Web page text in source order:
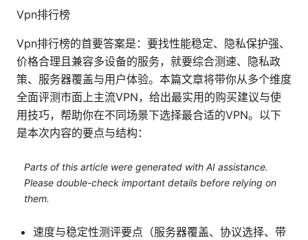
Vpn排行榜
Vpn排行榜的首要答案是：要找性能稳定、隐私保护强、
价格合理且兼容多设备的服务，就要综合测速、隐私政
策、服务器覆盖与用户体验。本篇文章将带你从多个维度
全面评测市面上主流VPN，给出最实用的购买建议与使
用技巧，帮助你在不同场景下选择最合适的VPN。以下
是本次内容的要点与结构：
Parts of this article were generated with AI assistance.
Please double-check important details before relying on
them.
速度与稳定性测评要点（服务器覆盖、协议选择、带